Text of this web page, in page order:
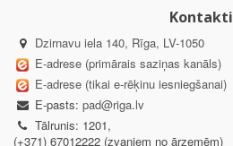
Kontakti
Dzirnavu iela 140, Rīga, LV-1050
E-adrese (primārais saziņas kanāls)
E-adrese (tikai e-rēķinu iesniegšanai)
E-pasts: pad@riga.lv
Tālrunis: 1201,
(+371) 67012222 (zvaniem no ārzemēm)